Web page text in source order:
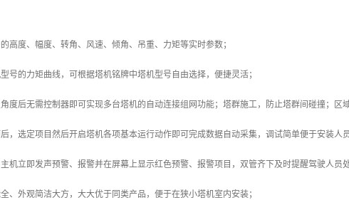
高度、幅度、转角、风速、倾角、吊重、力矩等实时参数；
号的力矩曲线，可根据塔机铭牌中塔机型号自由选择，便捷灵活；
度后无需控制器即可实现多台塔机的自动连接组网功能；塔群施工，防止塔群间碰撞；区
，选定项目然后开启塔机各项基本运行动作即可完成数据自动采集，调试简单便于安装人
机立即发声预警、报警并在屏幕上显示红色预警、报警项目，双管齐下及时提醒驾驶人员处
、外观简洁大方，大大优于同类产品，便于在狭小塔机室内安装；